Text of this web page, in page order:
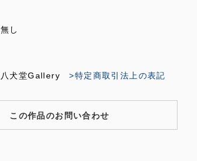
無し
八犬堂Gallery>特定商取引法上の表記
この作品のお問い合わせ